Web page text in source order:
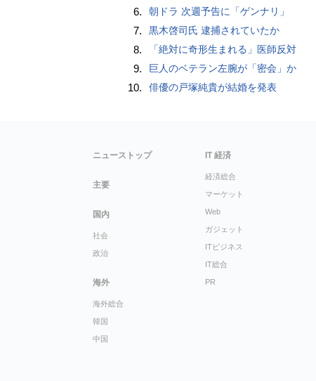
6. 朝ドラ 次週予告に「ゲンナリ」
7. 黒木啓司氏 逮捕されていたか
8. 「絶対に奇形生まれる」医師反対
9. 巨人のベテラン左腕が「密会」か
10. 俳優の戸塚純貴が結婚を発表
ニューストップ
主要
国内
社会
政治
海外
海外総合
韓国
中国
IT 経済
経済総合
マーケット
Web
ガジェット
ITビジネス
IT総合
PR